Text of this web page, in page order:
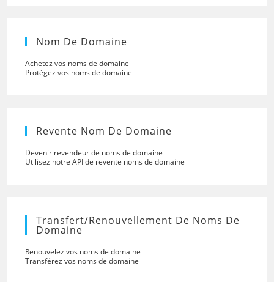
Nom De Domaine
Achetez vos noms de domaine
Protégez vos noms de domaine
Revente Nom De Domaine
Devenir revendeur de noms de domaine
Utilisez notre API de revente noms de domaine
Transfert/renouvellement De Noms De
Domaine
Renouvelez vos noms de domaine
Transférez vos noms de domaine